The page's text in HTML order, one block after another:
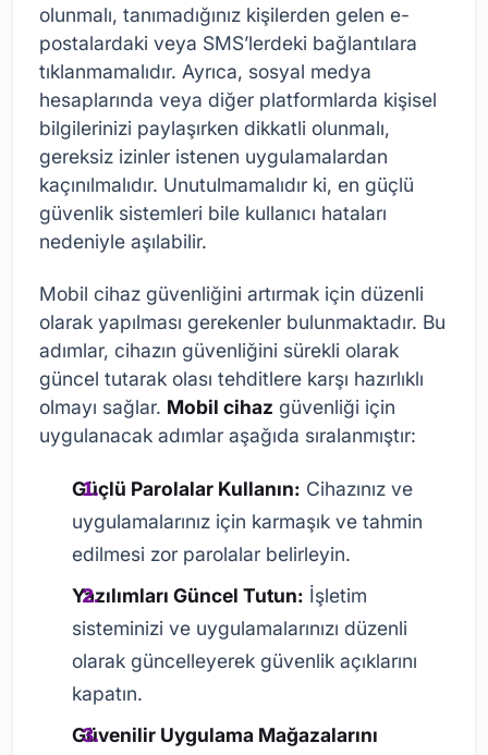
olunmalı, tanımadığınız kişilerden gelen e-
postalardaki veya SMS’lerdeki bağlantılara
tıklanmamalıdır. Ayrıca, sosyal medya
hesaplarında veya diğer platformlarda kişisel
bilgilerinizi paylaşırken dikkatli olunmalı,
gereksiz izinler istenen uygulamalardan
kaçınılmalıdır. Unutulmamalıdır ki, en güçlü
güvenlik sistemleri bile kullanıcı hataları
nedeniyle aşılabilir.
Mobil cihaz güvenliğini artırmak için düzenli
olarak yapılması gerekenler bulunmaktadır. Bu
adımlar, cihazın güvenliğini sürekli olarak
güncel tutarak olası tehditlere karşı hazırlıklı
olmayı sağlar. Mobil cihaz güvenliği için
uygulanacak adımlar aşağıda sıralanmıştır:
Güçlü Parolalar Kullanın: Cihazınız ve
uygulamalarınız için karmaşık ve tahmin
edilmesi zor parolalar belirleyin.
Yazılımları Güncel Tutun: İşletim
sisteminizi ve uygulamalarınızı düzenli
olarak güncelleyerek güvenlik açıklarını
kapatın.
Güvenilir Uygulama Mağazalarını